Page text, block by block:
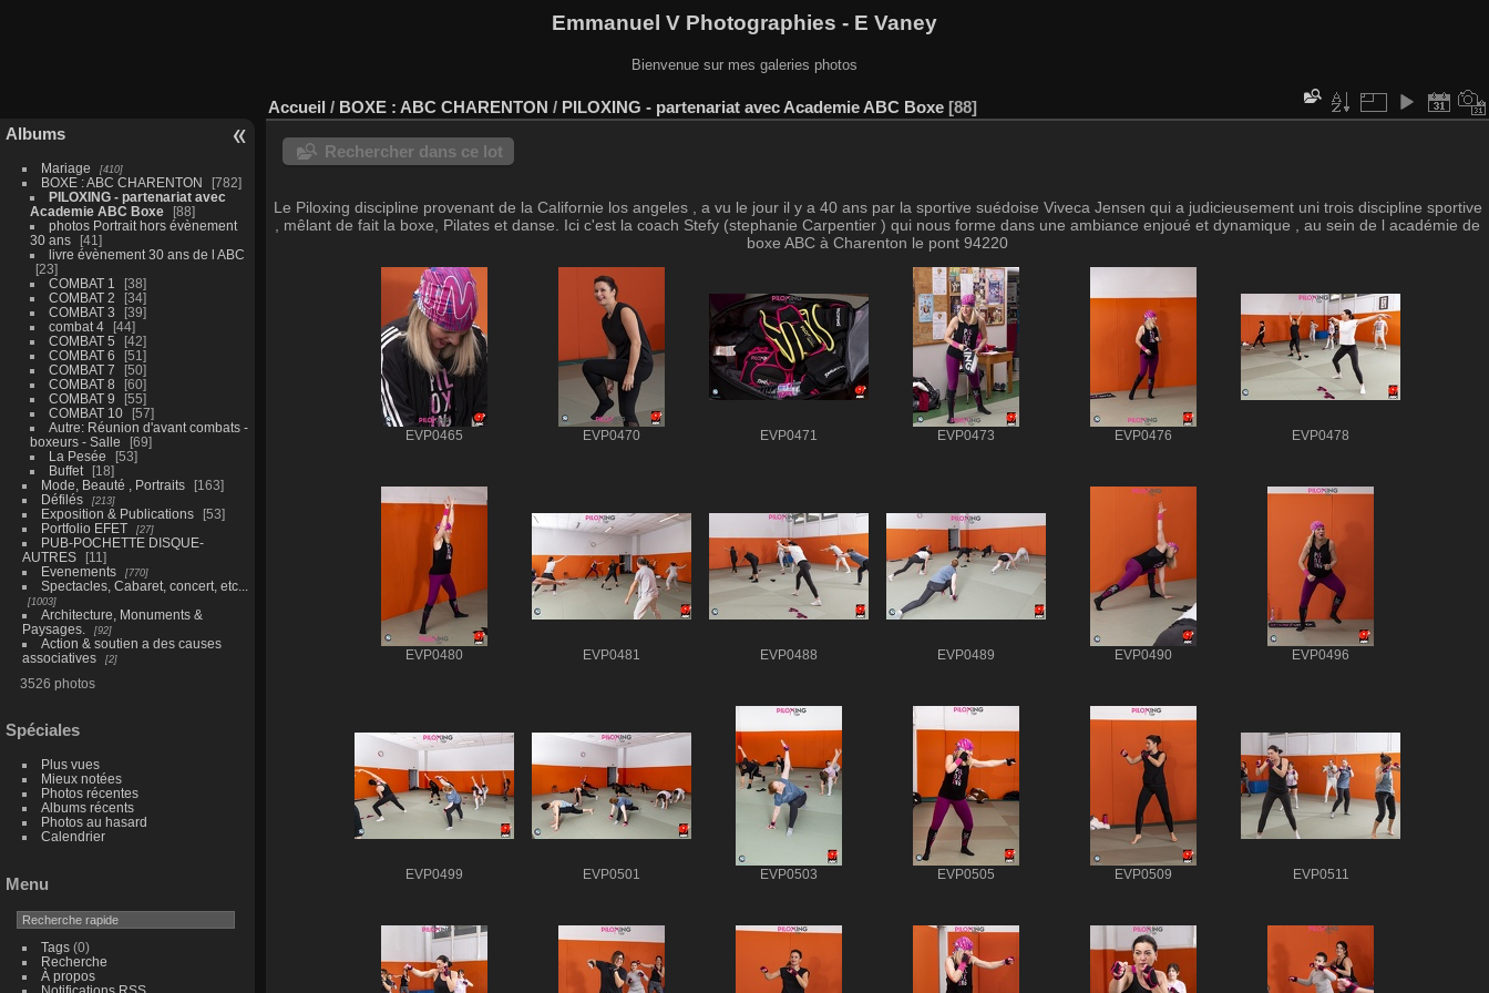
Emmanuel V Photographies - E Vaney
Bienvenue sur mes galeries photos
Albums
Mariage 410
BOXE : ABC CHARENTON
782
PILOXING - partenariat avec
Academie ABC Boxe
88
photos Portrait hors évènement
30 ans
41
livre évènement 30 ans de l ABC
23
COMBAT 1
38
COMBAT 2
34
COMBAT 3
39
combat 4
44
COMBAT 5
42
COMBAT 6
51
COMBAT 7
50
COMBAT 8
60
COMBAT 9
55
COMBAT 10
57
Autre: Réunion d'avant combats -
boxeurs - Salle
69
La Pesée
53
Buffet
18
Mode, Beauté , Portraits
163
Défilés
213
Exposition & Publications
53
Portfolio EFET
27
PUB-POCHETTE DISQUE-
AUTRES
11
Evenements
770
Spectacles, Cabaret, concert, etc...
1003
Architecture, Monuments &
Paysages.
92
Action & soutien a des causes
associatives
2
3526 photos
Spéciales
Plus vues
Mieux notées
Photos récentes
Albums récents
Photos au hasard
Calendrier
Menu
Tags(0)
Recherche
À propos
Accueil / BOXE : ABC CHARENTON / PILOXING - partenariat avec Academie ABC Boxe 88
Rechercher dans ce lot
Le Piloxing discipline provenant de la Californie los angeles , a vu le jour il y a 40 ans par la sportive suédoise Viveca Jensen qui a judicieusement uni trois discipline sportive
, mêlant de fait la boxe, Pilates et danse. Ici c'est la coach Stefy (stephanie Carpentier ) qui nous forme dans une ambiance enjoué et dynamique , au sein de l académie de
boxe ABC à Charenton le pont 94220
EVP0465 EVP0470 EVP0471 EVP0473 EVP0476 EVP0478
EVP0480 EVP0481 EVP0488 EVP0489 EVP0490 EVP0496
EVP0499 EVP0501 EVP0503 EVP0505 EVP0509 EVP0511